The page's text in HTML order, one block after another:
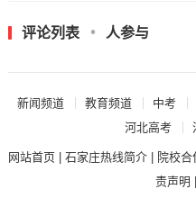
评论列表 人参与
新闻频道 教育频道 中考
河北高考
网站首页| 石家庄热线简介| 院校合
责声明